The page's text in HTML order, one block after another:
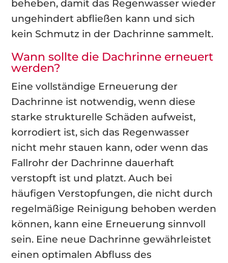
beheben, damit das Regenwasser wieder
ungehindert abfließen kann und sich
kein Schmutz in der Dachrinne sammelt.
Wann sollte die Dachrinne erneuert
werden?
Eine vollständige Erneuerung der
Dachrinne ist notwendig, wenn diese
starke strukturelle Schäden aufweist,
korrodiert ist, sich das Regenwasser
nicht mehr stauen kann, oder wenn das
Fallrohr der Dachrinne dauerhaft
verstopft ist und platzt. Auch bei
häufigen Verstopfungen, die nicht durch
regelmäßige Reinigung behoben werden
können, kann eine Erneuerung sinnvoll
sein. Eine neue Dachrinne gewährleistet
einen optimalen Abfluss des